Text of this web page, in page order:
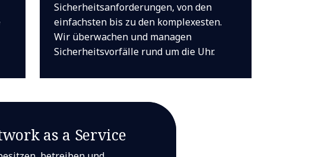
Sicherheitsanforderungen, von den
einfachsten bis zu den komplexesten.
Wir überwachen und managen
Sicherheitsvorfälle rund um die Uhr.
as a Service